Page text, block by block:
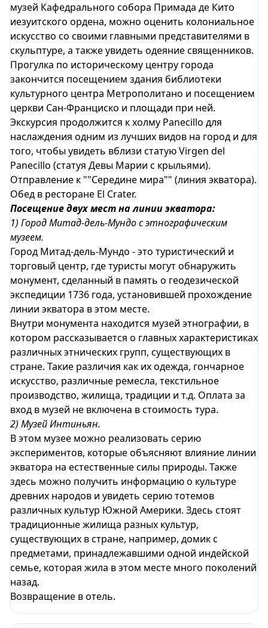
музей Кафедрального собора Примада де Кито
иезуитского ордена, можно оценить колониальное
искусство со своими главными представителями в
скульптуре, а также увидеть одеяние священников.
Прогулка по историческому центру города
закончится посещением здания библиотеки
культурного центра Метрополитано и посещением
церкви Сан-Франциско и площади при ней.
Экскурсия продолжится к холму Panecillo для
наслаждения одним из лучших видов на город и для
того, чтобы увидеть вблизи статую Virgen del
Panecillo (статуя Девы Марии с крыльями).
Отправление к ""Середине мира"" (линия экватора).
Обед в ресторане El Crater.
Посещение двух мест на линии экватора:
1) Город Митад-дель-Мундо с этнографическим
музеем.
Город Митад-дель-Мундо - это туристический и
торговый центр, где туристы могут обнаружить
монумент, сделанный в память о геодезической
экспедиции 1736 года, установившей прохождение
линии экватора в этом месте.
Внутри монумента находится музей этнографии, в
котором рассказывается о главных характеристиках
различных этнических групп, существующих в
стране. Такие различия как их одежда, гончарное
искусство, различные ремесла, текстильное
производство, жилища, традиции и т.д. Оплата за
вход в музей не включена в стоимость тура.
2) Музей Интиньян.
В этом музее можно реализовать серию
экспериментов, которые объясняют влияние линии
экватора на естественные силы природы. Также
здесь можно получить информацию о культуре
древних народов и увидеть серию тотемов
различных культур Южной Америки. Здесь стоят
традиционные жилища разных культур,
существующих в стране, например, домик с
предметами, принадлежавшими одной индейской
семье, которая жила в этом месте много поколений
назад.
Возвращение в отель.